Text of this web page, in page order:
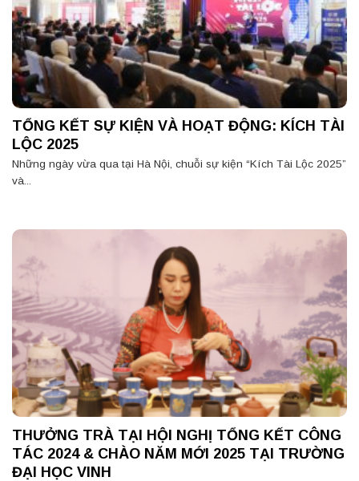
TỔNG KẾT SỰ KIỆN VÀ HOẠT ĐỘNG: KÍCH TÀI
LỘC 2025
Những ngày vừa qua tại Hà Nội, chuỗi sự kiện “Kích Tài Lộc 2025”
và...
THƯỞNG TRÀ TẠI HỘI NGHỊ TỔNG KẾT CÔNG
TÁC 2024 & CHÀO NĂM MỚI 2025 TẠI TRƯỜNG
ĐẠI HỌC VINH